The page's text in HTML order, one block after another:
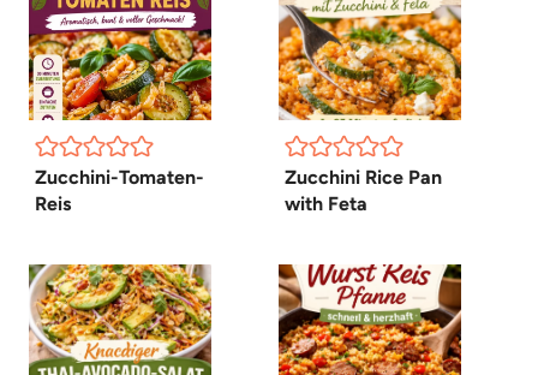
Zucchini-Tomaten-
Reis
Zucchini Rice Pan
with Feta